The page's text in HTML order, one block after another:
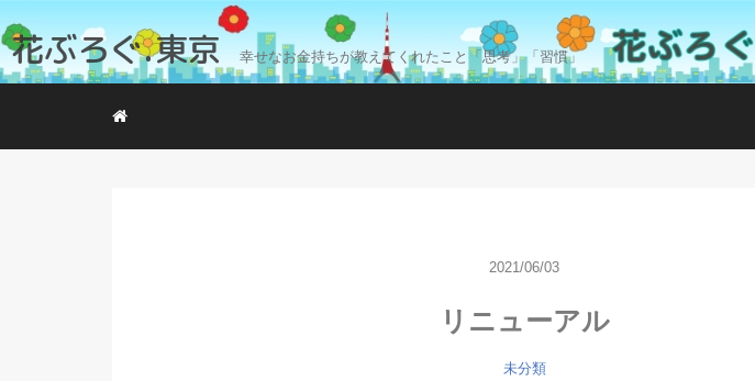
花ぶろぐ.東京 幸せなお金持ちが教えてくれたこと「思考」「習慣」
2021/06/03
リニューアル
未分類